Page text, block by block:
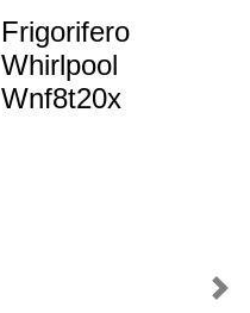
Frigorifero
Whirlpool
Wnf8t20x